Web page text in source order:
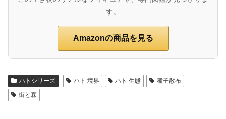
す。
Amazonの商品を見る
ハトシリーズ ハト 境界 ハト 生態
種子散布
街と森